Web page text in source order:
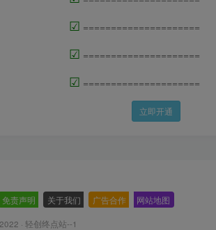
☑ =====================
☑ =====================
☑ =====================
立即开通
免责声明 关于我们 广告合作 网站地图
· 轻创终点站--1